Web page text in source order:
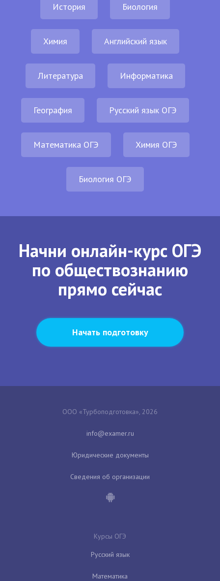
История Биология
Химия Английский язык
Литература Информатика
География Русский язык ОГЭ
Математика ОГЭ Химия ОГЭ
Биология ОГЭ
Начни онлайн-курс ОГЭ
по обществознанию
прямо сейчас
Начать подготовку
ООО «Турбоподготовка», 2026
Юридические документы
Сведения об организации
Курсы ОГЭ
Русский язык
Математика